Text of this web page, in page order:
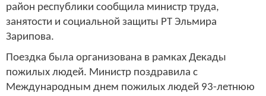
район республики сообщила министр труда,
занятости и социальной защиты РТ Эльмира
Зарипова.
Поездка была организована в рамках Декады
пожилых людей. Министр поздравила с
Международным днем пожилых людей 93-летнюю